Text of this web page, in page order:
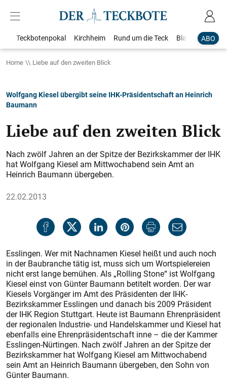
ABO
Teckbotenpokal Kirchheim Rund um die Teck Blaulicht
Home Liebe auf den zweiten Blick
Wolfgang Kiesel übergibt seine IHK-Präsidentschaft an Heinrich
Baumann
Liebe auf den zweiten Blick
Nach zwölf Jahren an der Spitze der Bezirkskammer der IHK
hat Wolfgang Kiesel am Mittwochabend sein Amt an
Heinrich Baumann übergeben.
22.02.2013
Esslingen. Wer mit Nachnamen Kiesel heißt und auch noch
in der Baubranche tätig ist, muss sich um Wortspielereien
nicht erst lange bemühen. Als „Rolling Stone“ ist Wolfgang
Kiesel einst von Günter Baumann betitelt worden. Der war
Kiesels Vorgänger im Amt des Präsidenten der IHK-
Bezirkskammer Esslingen und danach bis 2009 Präsident
der IHK Region Stuttgart. Heute ist Baumann Ehrenpräsident
der regionalen Industrie- und Handelskammer und Kiesel hat
ebenfalls eine Ehrenpräsidentschaft inne – die der Kammer
Esslingen-Nürtingen. Nach zwölf Jahren an der Spitze der
Bezirkskammer hat Wolfgang Kiesel am Mittwochabend
sein Amt an Heinrich Baumann übergeben, den Sohn von
Günter Baumann.